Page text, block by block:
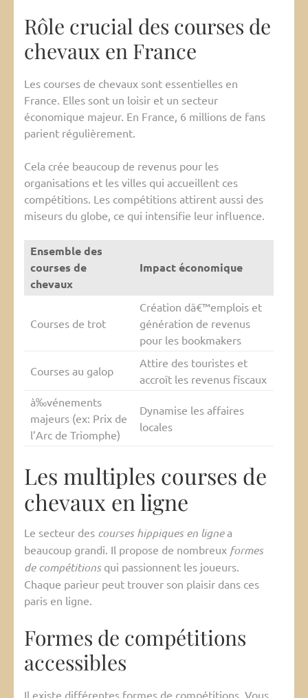
Rôle crucial des courses de
chevaux en France
Les courses de chevaux sont essentielles en
France. Elles sont un loisir et un secteur
économique majeur. En France, 6 millions de fans
parient régulièrement.
Cela crée beaucoup de revenus pour les
organisations et les villes qui accueillent ces
compétitions. Les compétitions attirent aussi des
miseurs du globe, ce qui intensifie leur influence.
Ensemble des
courses de
chevaux
Impact économique
Courses de trot
Création dâ€™emplois et
génération de revenus
pour les bookmakers
Courses au galop
Attire des touristes et
accroît les revenus fiscaux
à‰vénements
majeurs (ex: Prix de
l’Arc de Triomphe)
Dynamise les affaires
locales
Les multiples courses de
chevaux en ligne
Le secteur des courses hippiques en lignea
beaucoup grandi. Il propose de nombreux formes
de compétitionsqui passionnent les joueurs.
Chaque parieur peut trouver son plaisir dans ces
paris en ligne.
Formes de compétitions
accessibles
Il existe différentes formes de compétitions. Vous